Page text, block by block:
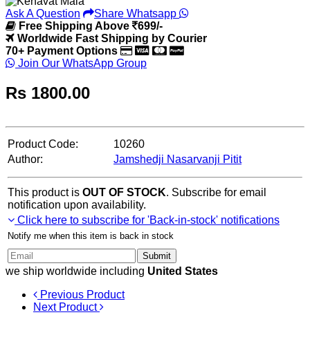
Ask A Question
Share Whatsapp
Free Shipping Above
699/-
Worldwide Fast Shipping by Courier
70+ Payment Options
Join Our WhatsApp Group
Rs 1800.00
Product Code:
10260
Author:
Jamshedji Nasarvanji Pitit
This product is OUT OF STOCK. Subscribe for email
notification upon availability.
Click here to subscribe for 'Back-in-stock' notifications
Notify me when this item is back in stock
Submit
we ship worldwide including United States
Previous Product
Next Product